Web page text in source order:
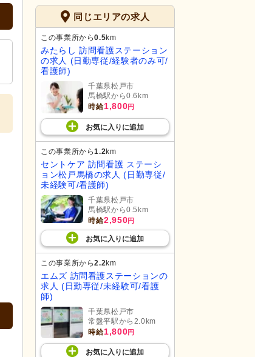
同じエリアの求人
この事業所から0.5km
みたらし 訪問看護ステーション
の求人 (日勤専従/経験者のみ可/
看護師)
千葉県松戸市
馬橋駅から0.6km
時給1,800円
お気に入り に追加
この事業所から1.2km
セントケア 訪問看護 ステーシ
ョン松戸馬橋の求人 (日勤専従/
未経験可/看護師)
千葉県松戸市
馬橋駅から0.5km
時給2,950円
お気に入り に追加
この事業所から2.2km
エムズ 訪問看護ステーションの
求人 (日勤専従/未経験可/看護
師)
千葉県松戸市
常盤平駅から2.0km
時給1,800円
お気に入り に追加